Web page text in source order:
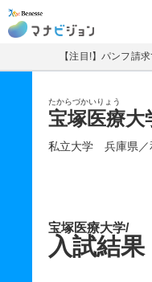
マナビジョ
【注目!】パンフ請
たからづかいりょう
宝塚医療大
私立大学 兵庫県
宝塚医療大学/
入試結果